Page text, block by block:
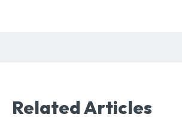
Related Articles